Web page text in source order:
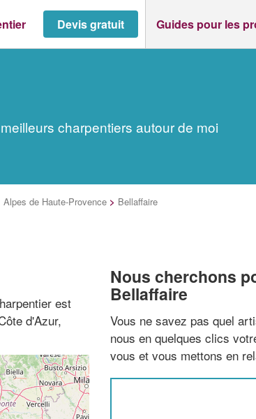
Devis gratuit Guides pour les
charpentiers autour de moi
Alpes de Haute-Provence > Bellaffaire
est
d'Azur,
Nous cherchons
Bellaffaire
Vous ne savez pas quel
nous en quelques clics
vous et vous mettons en